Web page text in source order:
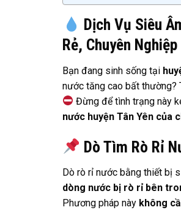
Dịch Vụ Siêu
Rẻ, Chuyên Nghiệp
Bạn đang sinh sống tại
nước tăng cao bất thường?
Đừng để tình trạng này
nước huyện Tân Yên của
Dò Tìm Rò Rỉ
Dò rò rỉ nước bằng thiết bị
dòng nước bị rò rỉ bên
Phương pháp này không